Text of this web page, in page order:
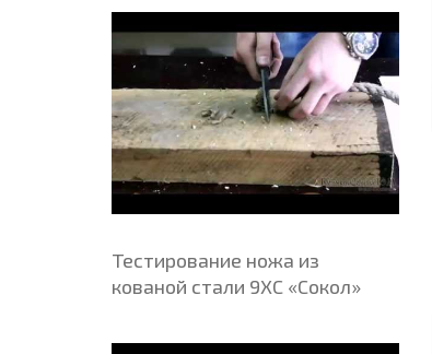
Толщина рукояти, мм
21.8
Твердость клинка, HRC
56 - 58 HRC
Нож из нержавеющей стали 95х18 «Щука»,
рукоять литье мельхиор, венге
4 800 ₽Тестирование ножа из
кованой стали 9ХС «Сокол»